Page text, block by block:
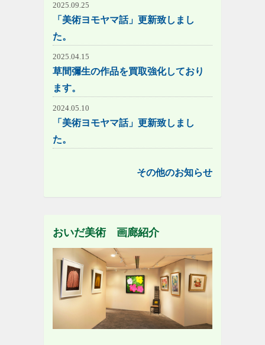
2025.09.25
「美術ヨモヤマ話」更新致しまし
た。
2025.04.15
草間彌生の作品を買取強化しており
ます。
2024.05.10
「美術ヨモヤマ話」更新致しまし
た。
その他のお知らせ
おいだ美術 画廊紹介